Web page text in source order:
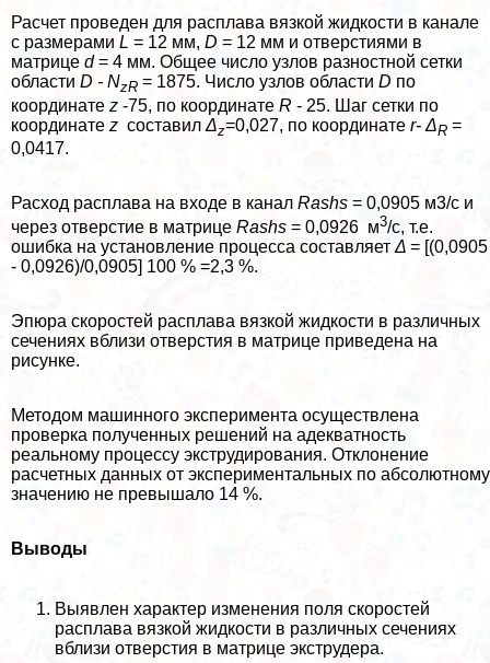
Расчет проведен для расплава вязкой жидкости в канале
с размерами L = 12 мм, D = 12 мм и отверстиями в
матрице d= 4 мм. Общее число узлов разностной сетки
области D - NzR = 1875. Число узлов области D по
координате z -75, по координате R - 25. Шаг сетки по
координате z составил Δz=0,027, по координате r- ΔR =
0,0417.
Расход расплава на входе в канал Rashs = 0,0905 м3/c и
через отверстие в матрице Rashs = 0,0926 м3/c, т.е.
ошибка на установление процесса составляет Δ = [(0,0905
- 0,0926)/0,0905] 100 % =2,3 %.
Эпюра скоростей расплава вязкой жидкости в различных
сечениях вблизи отверстия в матрице приведена на
рисунке.
Методом машинного эксперимента осуществлена
проверка полученных решений на адекватность
реальному процессу экструдирования. Отклонение
расчетных данных от экспериментальных по абсолютному
значению не превышало 14 %.
Выводы
Выявлен хаpaктер изменения поля скоростей
расплава вязкой жидкости в различных сечениях
вблизи отверстия в матрице экструдера.